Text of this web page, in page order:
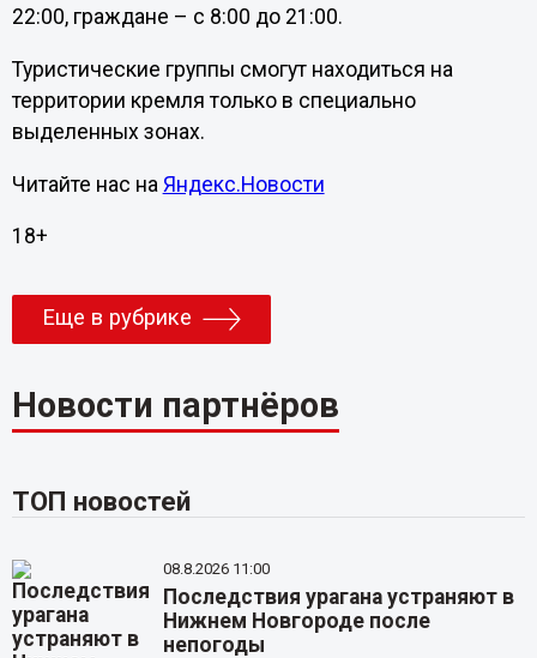
22:00, граждане – с 8:00 до 21:00.
Туристические группы смогут находиться на
территории кремля только в специально
выделенных зонах.
Читайте нас на Яндекс.Новости
18+
Еще в рубрике
Новости партнёров
ТОП новостей
08.8.2026 11:00
Последствия урагана устраняют в
Нижнем Новгороде после
непогоды